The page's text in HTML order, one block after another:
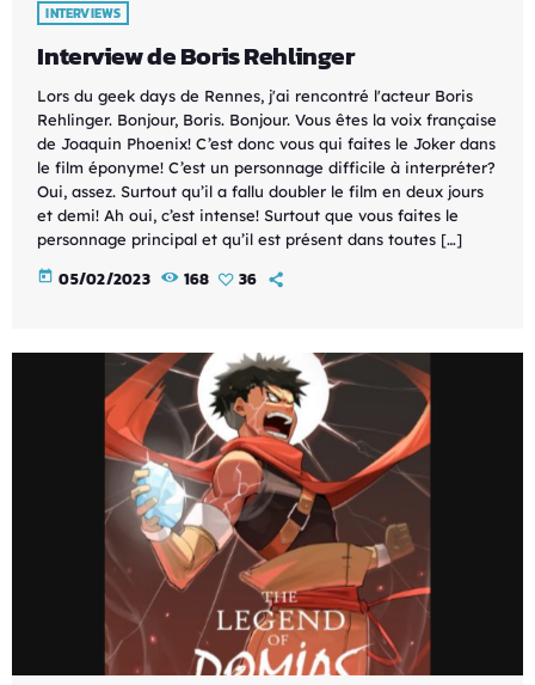
INTERVIEWS
Interview de Boris Rehlinger
Lors du geek days de Rennes, j'ai rencontré l'acteur Boris
Rehlinger. Bonjour, Boris. Bonjour. Vous êtes la voix française
de Joaquin Phoenix! C’est donc vous qui faites le Joker dans
le film éponyme! C’est un personnage difficile à interpréter?
Oui, assez. Surtout qu’il a fallu doubler le film en deux jours
et demi! Ah oui, c’est intense! Surtout que vous faites le
personnage principal et qu’il est présent dans toutes […]
today 05/02/2023 168 36